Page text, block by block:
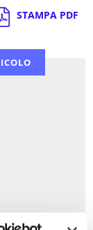
STAMPA PDF